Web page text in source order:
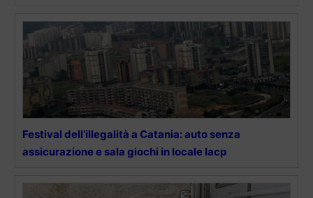
Festival dell’illegalità a Catania: auto senza
assicurazione e sala giochi in locale Iacp